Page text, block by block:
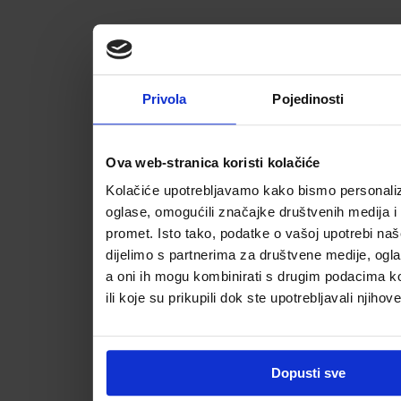
Privola Pojedinosti
Ova web-stranica koristi kolačiće
Kolačiće upotrebljavamo kako bismo
oglase, omogućili značajke društvenih medija i
promet. Isto tako, podatke o vašoj upotrebi
dijelimo s partnerima za društvene medije,
a oni ih mogu kombinirati s drugim podacima
ili koje su prikupili dok ste upotrebljavali
Dopusti sve